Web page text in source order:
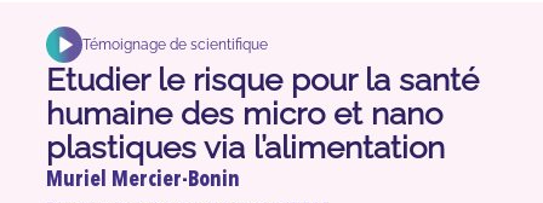
Témoignage de scientifique
Etudier le risque pour la santé
humaine des micro et nano
plastiques via l’alimentation
Muriel Mercier-Bonin